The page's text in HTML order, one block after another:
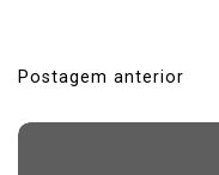
N
a
Postagem anterior